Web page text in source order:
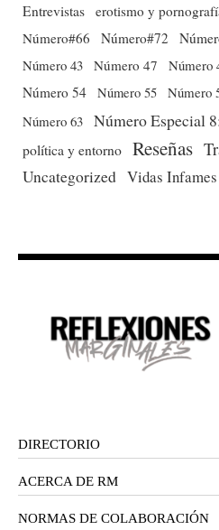
Entrevistas erotismo y
Número#66
Número#72
Número 43 Número 47 Número
Número 54 Número 55 Número
Número 63 Número Especial
política y entorno Reseñas
Uncategorized Vidas Infames
DIRECTORIO
ACERCA DE RM
NORMAS DE COLABORACIÓN